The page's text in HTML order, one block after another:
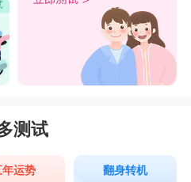
测试
年运势 翻身转机